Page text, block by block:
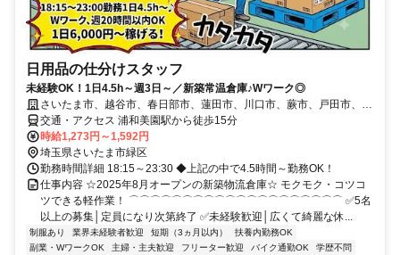
日用品の仕分けスタッフ
未経験OK！1日4.5h～週3日～／新築常温倉庫♪Wワーク◎
さいたま市、越谷市、春日部市、蓮田市、川口市、蕨市、戸田市、朝
霞市、白岡市、草加市、志木市、上尾市、久喜市、杉戸町
交通・アクセス 浦和美園駅から徒歩15分
時給1,273円～1,592円
埼玉県さいたま市緑区
勤務時間詳細 18:15～23:30 ◆上記の中で4.5時間～勤務OK！
仕事内容 ☆2025年8月オープンの新築物流倉庫☆ モクモク・コツコ
ツできる軽作業！ ⌒⌒⌒⌒⌒⌒⌒⌒⌒⌒⌒⌒⌒⌒⌒⌒⌒⌒⌒⌒ ✅5名
以上の募集│定員になり次第終了 ✅未経験歓迎│広くて綺麗な休...
制服あり 業界未経験者歓迎 短期（3ヵ月以内）
扶養内勤務OK
副業・WワークOK
主婦・主夫歓迎 フリーター歓迎 バイク通勤OK
学歴不問